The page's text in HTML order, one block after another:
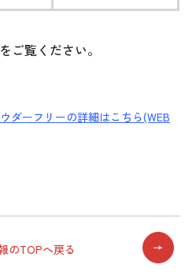
ご覧ください。
ダーフリーの詳細はこちら(WEB
のTOPへ戻る